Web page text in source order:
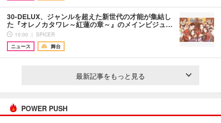
30-DELUX、ジャンルを超えた新世代の才能が集結し
た『オレノカタワレ～紅蓮の章～』のメインビジュ…
10:00 ｜ SPICER
ニュース
舞台
最新記事をもっと見る
POWER PUSH